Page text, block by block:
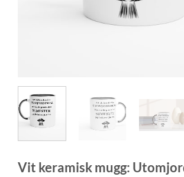
Vit keramisk mugg: